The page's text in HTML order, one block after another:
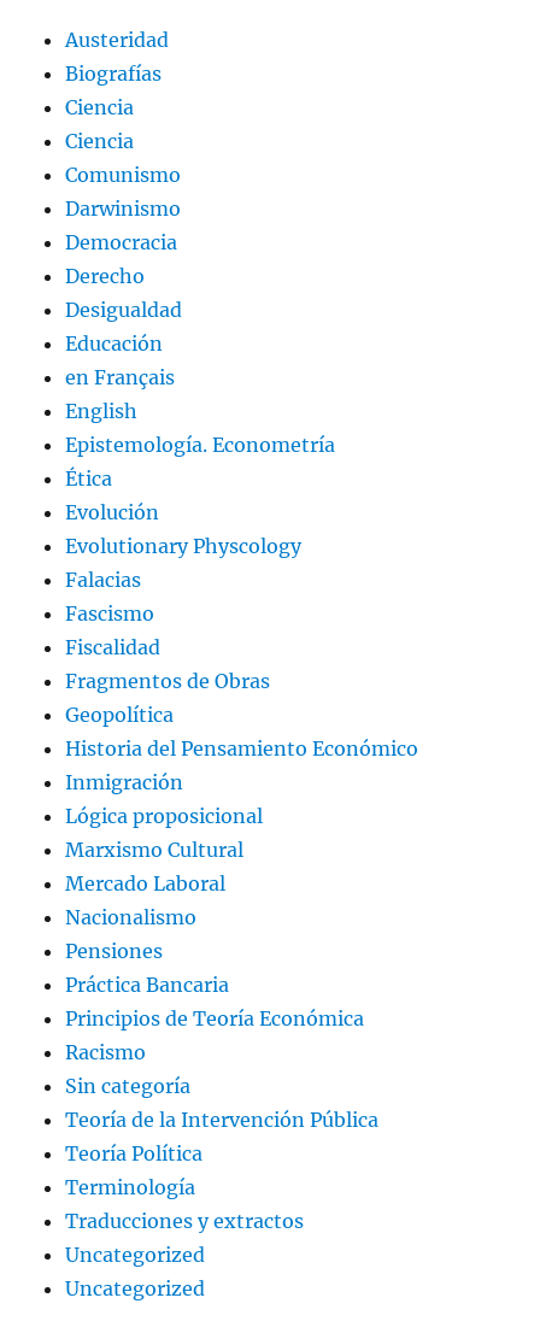
Austeridad
Biografías
Ciencia
Ciencia
Comunismo
Darwinismo
Democracia
Derecho
Desigualdad
Educación
en Français
English
Epistemología. Econometría
Ética
Evolución
Evolutionary Physcology
Falacias
Fascismo
Fiscalidad
Fragmentos de Obras
Geopolítica
Historia del Pensamiento Económico
Inmigración
Lógica proposicional
Marxismo Cultural
Mercado Laboral
Nacionalismo
Pensiones
Práctica Bancaria
Principios de Teoría Económica
Racismo
Sin categoría
Teoría de la Intervención Pública
Teoría Política
Terminología
Traducciones y extractos
Uncategorized
Uncategorized